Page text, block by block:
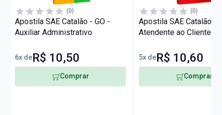
(0)
Apostila SAE Catalão - GO -
Auxiliar Administrativo
6x deR$ 10,50
Comprar
(0)
Apostila SAE Catalão -
Atendente ao Cliente
5x deR$ 10,60
Comprar